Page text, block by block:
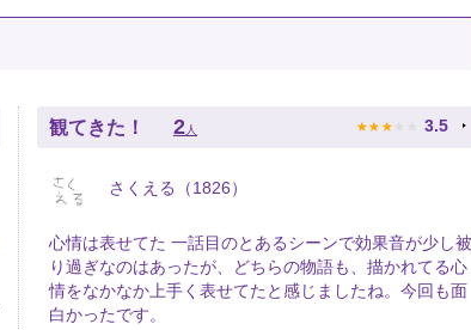
観てきた！ 2 人 ★ ★ ★ ★ ★ 3.5
さくえる（1826）
心情は表せてた 一話目のとあるシーンで効果音が少し被
り過ぎなのはあったが、どちらの物語も、描かれてる心
情をなかなか上手く表せてたと感じましたね。今回も面
白かったです。